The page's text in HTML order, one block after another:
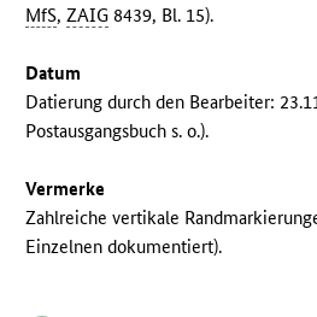
MfS,ZAIG 8439, Bl. 15).
Datum
Datierung durch den Bearbeiter:
Postausgangsbuch s. o.).
Vermerke
Zahlreiche vertikale
Einzelnen dokumentiert).